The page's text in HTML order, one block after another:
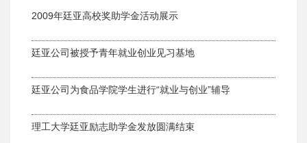
2009年廷亚高校奖助学金活动展示
廷亚公司被授予青年就业创业见习基地
廷亚公司为食品学院学生进行“就业与创业”辅导
理工大学廷亚励志助学金发放圆满结束